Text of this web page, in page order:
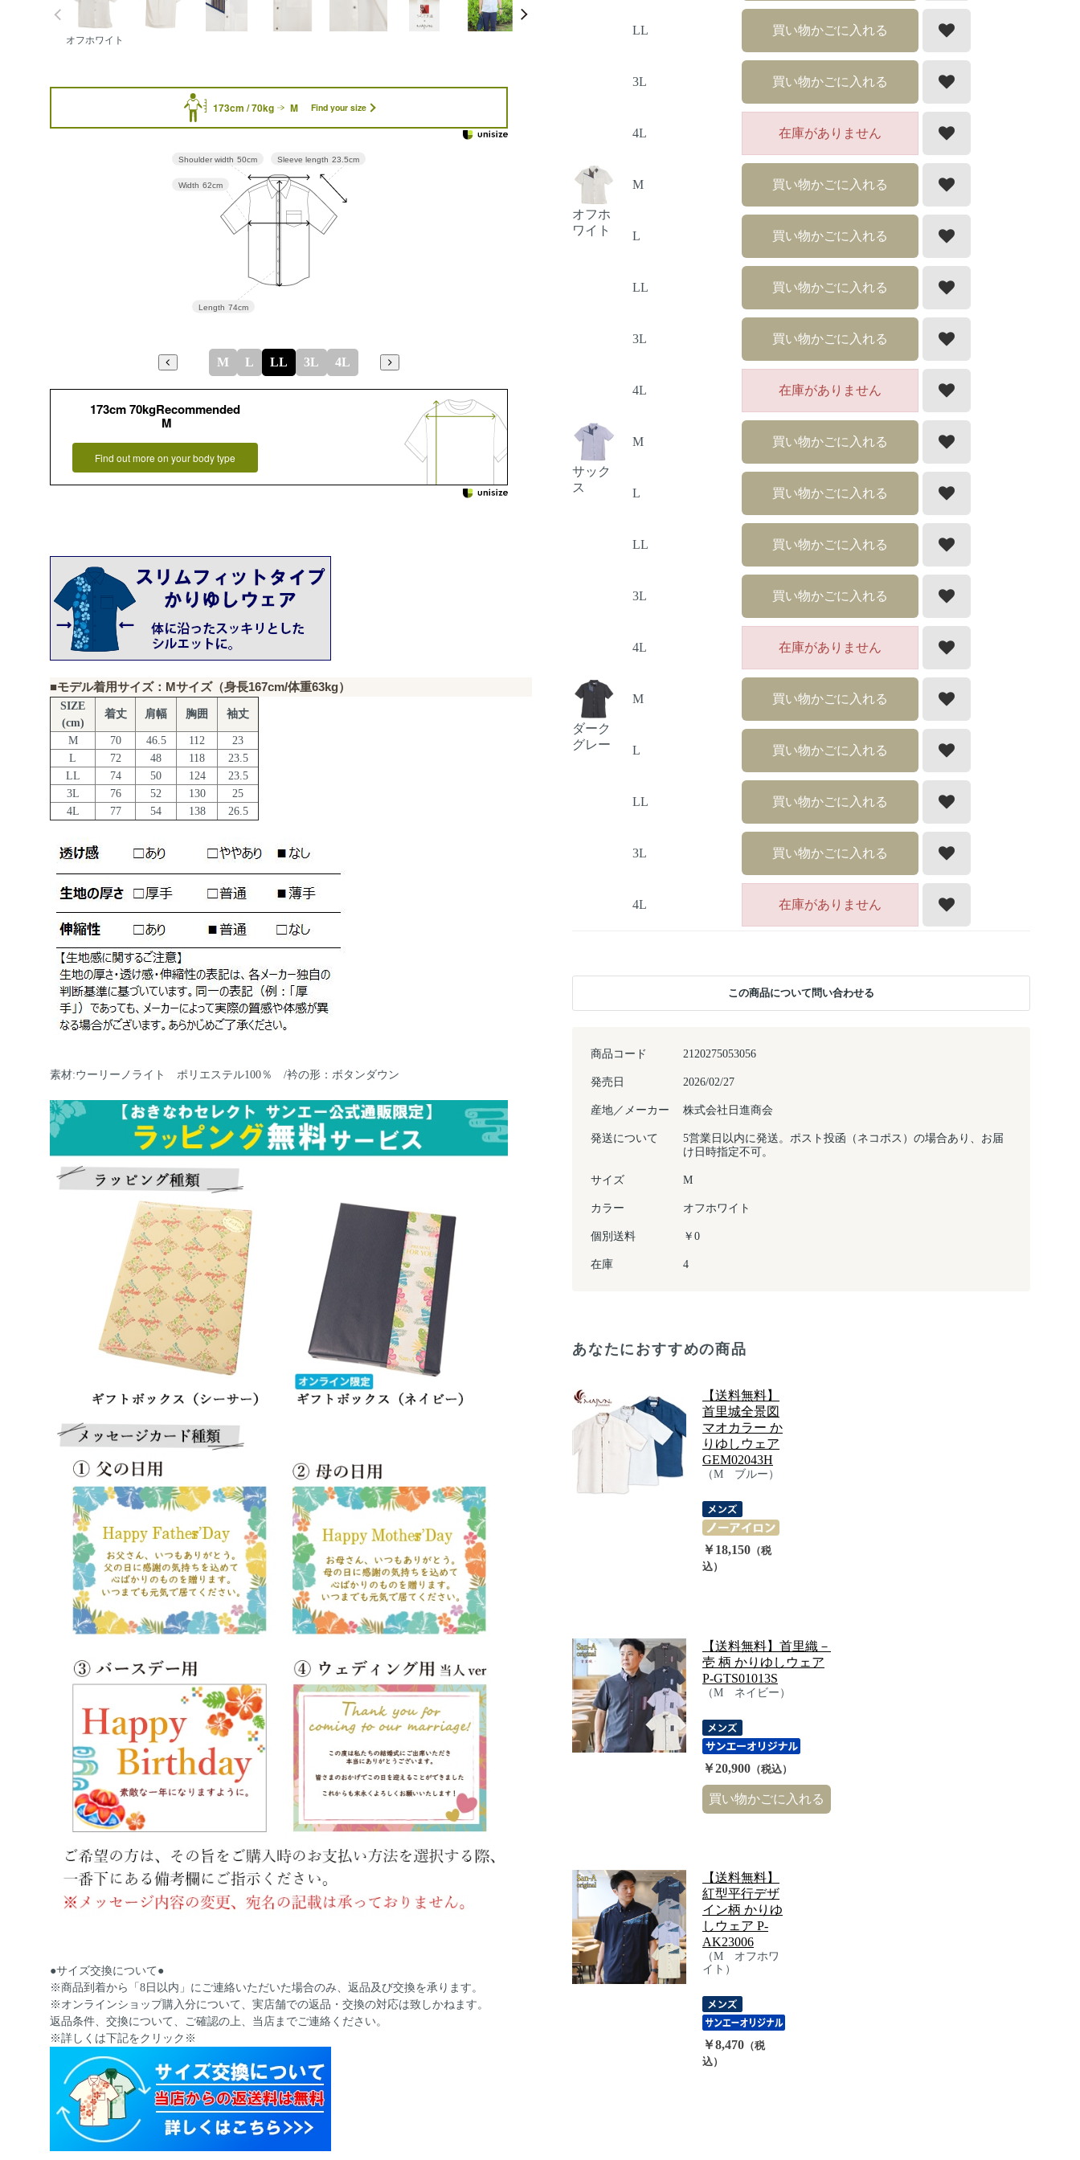
オフホワイト
173cm / 70kg M Find your size
Sleeve length 23.5cm
Length 74cm
Width 62cm
Shoulder width 50cm
M L LL 3L 4L
173cm 70kgRecommended
M
Find out more on your body type
■モデル着用サイズ：Mサイズ（身長167cm/体重63kg）
SIZE
(cm)
着丈 肩幅 胸囲 袖丈
M 70 46.5 112
23
L
72 48 118
23.5
LL
74 50 124
23.5
3L
76 52 130
25
4L
77 54 138 26.5
素材:ウーリーノライト ポリエステル100％ /衿の形：ボタンダウン
●サイズ交換について●
※商品到着から「8日以内」にご連絡いただいた場合のみ、返品及び交換を承ります。
※オンラインショップ購入分について、実店舗での返品・交換の対応は致しかねます。
返品条件、交換について、ご確認の上、当店までご連絡ください。
※詳しくは下記をクリック※
商品コード 2120275053056
発売日 2026/02/27
産地／メーカー 株式会社日進商会
発送について
5営業日以内に発送。ポスト投函（ネコポス）の場合あり、お届
け日時指定不可。
サイズ M
カラー オフホワイト
個別送料 ￥0
在庫 4
LL 買い物かごに入れる
3L 買い物かごに入れる
4L 在庫がありません
オフホ
ワイト
M 買い物かごに入れる
L 買い物かごに入れる
LL 買い物かごに入れる
3L 買い物かごに入れる
4L 在庫がありません
サック
ス
M 買い物かごに入れる
L 買い物かごに入れる
LL 買い物かごに入れる
3L 買い物かごに入れる
4L 在庫がありません
ダーク
グレー
M 買い物かごに入れる
L 買い物かごに入れる
LL 買い物かごに入れる
3L 買い物かごに入れる
4L 在庫がありません
あなたにおすすめの商品
【送料無料】
首里城全景図
マオカラー か
りゆしウェア
GEM02043H
（M ブルー）
￥18,150 （税
込）
【送料無料】首里織－
壱 柄 かりゆしウェア
P-GTS01013S
（M ネイビー）
￥20,900 （税込）
買い物かごに入れる
【送料無料】
紅型平行デザ
イン柄 かりゆ
しウェア P-
AK23006
（M オフホワ
イト）
￥8,470 （税
込）
この商品について問い合わせる